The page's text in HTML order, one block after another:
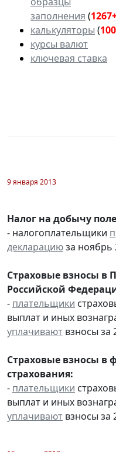
заполнения (
калькуляторы (
курсы валют
ключевая ставка
9 января 2013
Налог на добычу
- налогоплательщики
декларациюза ноябрь
Страховые взносы в
Российской
- плательщики
выплат и иных
уплачивают взносы за
Страховые взносы в
страхования:
- плательщики
выплат и иных
уплачивают взносы за